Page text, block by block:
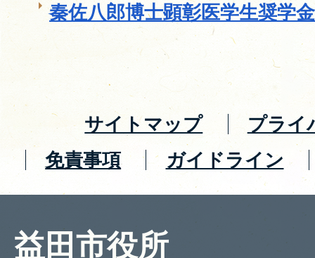
秦佐八郎博士顕彰医学生奨学
サイトマップ
プライ
免責事項
ガイドライン
益田市役所